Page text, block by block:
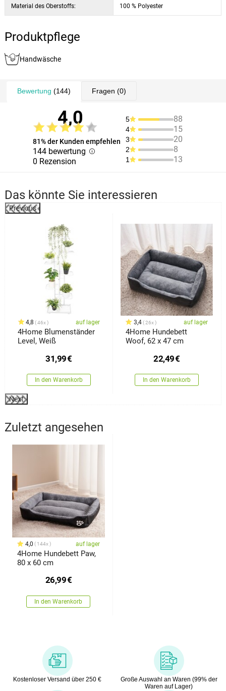
Material des Oberstoffs: 100 % Polyester
Produktpflege
Handwäsche
Bewertung (144) Fragen (0)
4,0
81% der Kunden empfehlen
144 bewertung
0 Rezension
5 88
4 15
3 20
2 8
1 13
Das könnte Sie interessieren
Previous
4,8 46x auf lager
4Home Blumenständer
Level, Weiß
31,99€
In den Warenkorb
3,4 26x auf lager
4Home Hundebett
Woof, 62 x 47 cm
22,49€
In den Warenkorb
Next
Zuletzt angesehen
4,0 144x auf lager
4Home Hundebett Paw,
80 x 60 cm
26,99€
In den Warenkorb
Kostenloser Versand über 250 €
Große Auswahl an Waren (99% der
Waren auf Lager)